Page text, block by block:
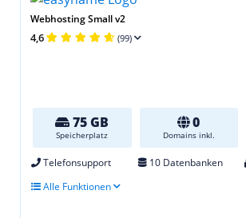
Webhosting Small v2
4,6 (99)
75 GB
Speicherplatz
0
Domains inkl.
Telefonsupport 10 Datenbanken
Alle Funktionen